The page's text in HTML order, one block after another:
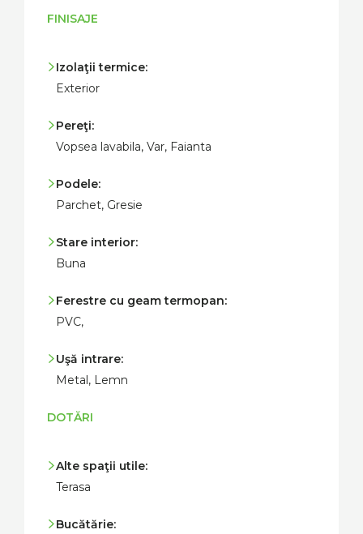
FINISAJE
Izolaţii termice:
Exterior
Pereţi:
Vopsea lavabila, Var, Faianta
Podele:
Parchet, Gresie
Stare interior:
Buna
Ferestre cu geam termopan:
PVC,
Uşă intrare:
Metal, Lemn
DOTĂRI
Alte spaţii utile:
Terasa
Bucătărie: